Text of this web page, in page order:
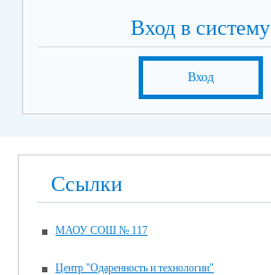
Вход в систему
Вход
Ссылки
МАОУ СОШ № 117
Центр "Одаренность и технологии"